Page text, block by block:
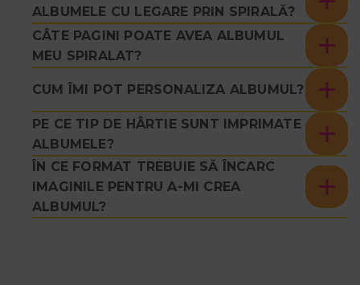
ALBUMELE CU LEGARE PRIN SPIRALĂ?
CÂTE PAGINI POATE AVEA ALBUMUL
MEU SPIRALAT?
CUM ÎMI POT PERSONALIZA ALBUMUL?
PE CE TIP DE HÂRTIE SUNT IMPRIMATE
ALBUMELE?
ÎN CE FORMAT TREBUIE SĂ ÎNCARC
IMAGINILE PENTRU A-MI CREA
ALBUMUL?